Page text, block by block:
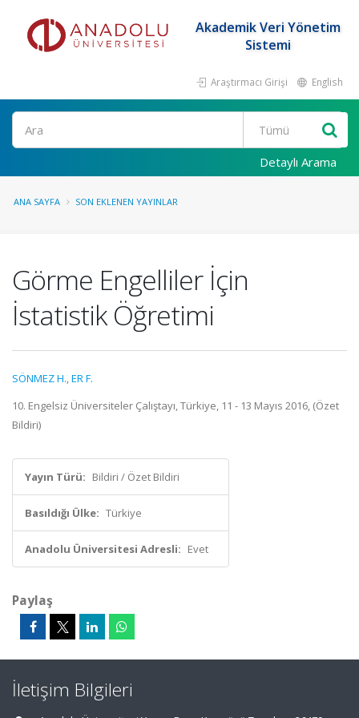
Akademik Veri Yönetim
Sistemi
Araştırmacı Girişi English
Ara
Detaylı Arama
ANA SAYFA SON EKLENEN YAYINLAR
Görme Engelliler İçin
İstatistik Öğretimi
SÖNMEZ H.,ER F.
10. Engelsiz Üniversiteler Çalıştayı, Türkiye, 11 - 13 Mayıs 2016, (Özet
Bildiri)
Yayın Türü: Bildiri / Özet Bildiri
Basıldığı Ülke: Türkiye
Anadolu Üniversitesi Adresli: Evet
Paylaş
İletişim Bilgileri